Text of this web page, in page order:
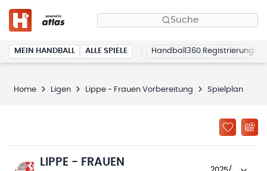
Suche
MEIN HANDBALL ALLE SPIELE Handball360 Registrierung
Home Ligen Lippe - Frauen Vorbereitung Spielplan
LIPPE - FRAUEN